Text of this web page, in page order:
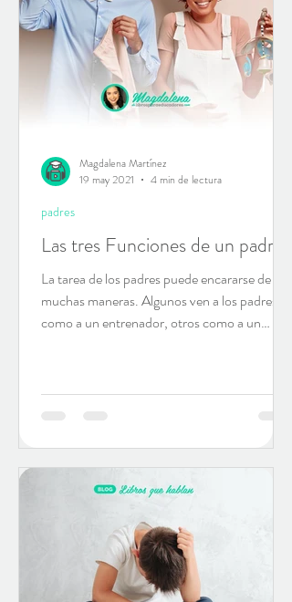
Las tres Funciones de un padre
La tarea de los padres puede encararse de
muchas maneras. Algunos ven a los padres
como a un entrenador, otros como a un
padres
Magdalena Martínez
19 may 2021
4 min de lectura